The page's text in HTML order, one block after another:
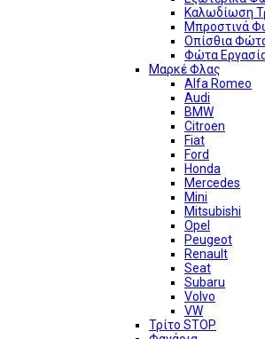
Καλωδίωση
Μπροστινά
Οπίσθια
Φώτα
Μαρκέ Φλας
Alfa Romeo
Audi
BMW
Citroen
Fiat
Ford
Honda
Mercedes
Mini
Mitsubishi
Opel
Peugeot
Renault
Seat
Subaru
Volvo
VW
Τρίτο STOP